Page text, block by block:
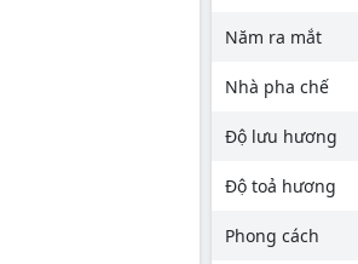
Năm ra mắt
Nhà pha chế
Độ lưu hương
Độ toả hương
Phong cách